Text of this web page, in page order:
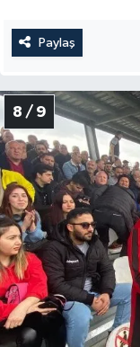
Paylaş
8 / 9